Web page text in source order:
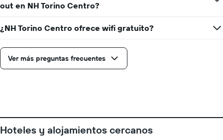
eje
Y
que
indica
el
precio
medio
out en NH Torino Centro?
¿NH Torino Centro ofrece wifi gratuito?
Ver más preguntas frecuentes
Hoteles y alojamientos cercanos